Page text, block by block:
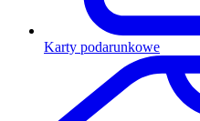
Karty podarunkowe